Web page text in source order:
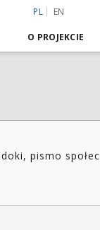
PL EN
O PROJEKCIE
pismo